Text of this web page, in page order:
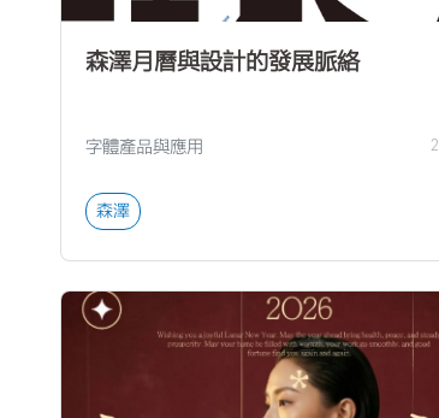
森澤月曆與設計的發展脈絡
字體產品與應用
森澤